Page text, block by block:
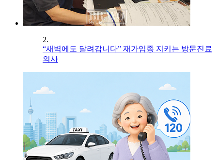
2.
“새벽에도 달려갑니다” 재가임종 지키는 방문진료
의사